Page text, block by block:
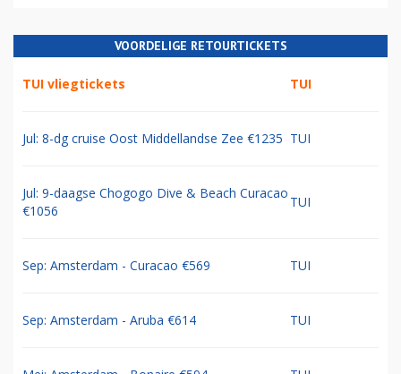
VOORDELIGE RETOURTICKETS
TUI vliegtickets TUI
Jul: 8-dg cruise Oost Middellandse Zee €1235 TUI
Jul: 9-daagse Chogogo Dive & Beach Curacao
€1056
TUI
Sep: Amsterdam - Curacao €569 TUI
Sep: Amsterdam - Aruba €614 TUI